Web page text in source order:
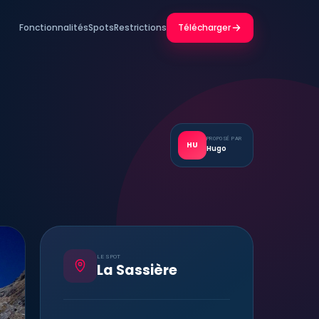
FonctionnalitésSpotsRestrictions Télécharger
HU
PROPOSÉ PAR
Hugo
LE SPOT
La Sassière